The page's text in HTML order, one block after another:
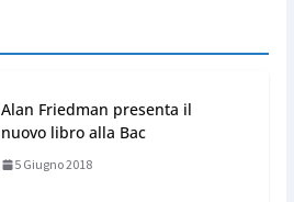
Alan Friedman presenta il
nuovo libro alla Bac
5 Giugno 2018